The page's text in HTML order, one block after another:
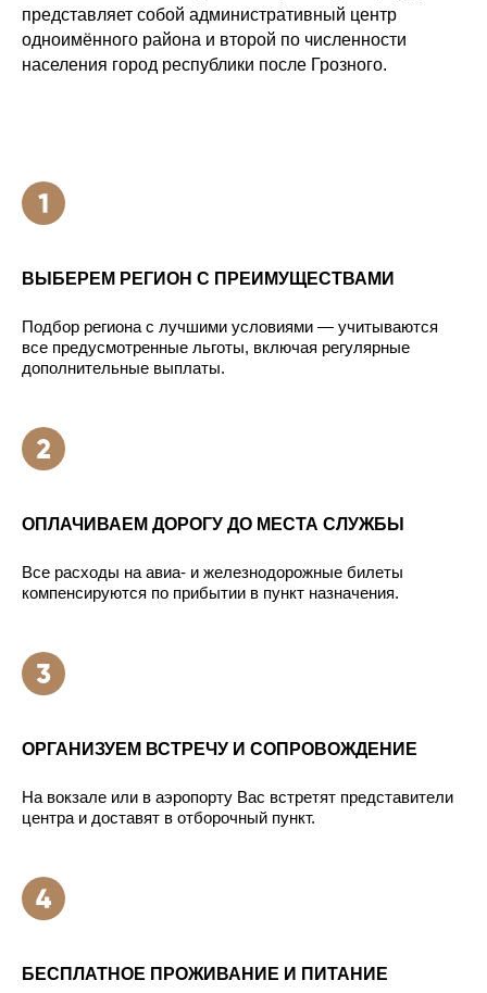
представляет собой административный центр
одноимённого района и второй по численности
населения город республики после Грозного.
ВЫБЕРЕМ РЕГИОН С ПРЕИМУЩЕСТВАМИ
Подбор региона с лучшими условиями — учитываются
все предусмотренные льготы, включая регулярные
дополнительные выплаты.
ОПЛАЧИВАЕМ ДОРОГУ ДО МЕСТА СЛУЖБЫ
Все расходы на авиа- и железнодорожные билеты
компенсируются по прибытии в пункт назначения.
ОРГАНИЗУЕМ ВСТРЕЧУ И СОПРОВОЖДЕНИЕ
На вокзале или в аэропорту Вас встретят представители
центра и доставят в отборочный пункт.
БЕСПЛАТНОЕ ПРОЖИВАНИЕ И ПИТАНИЕ